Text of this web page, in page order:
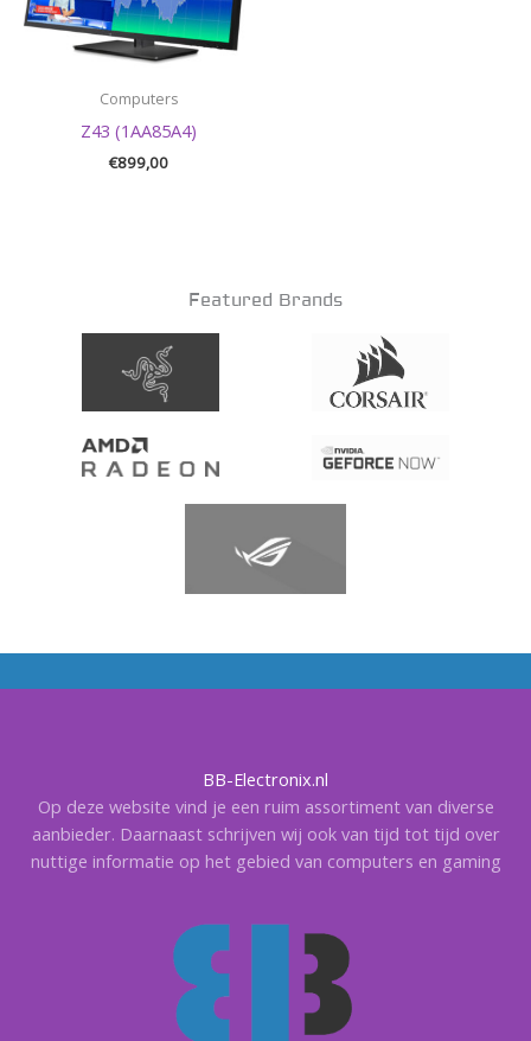
Computers
Z43 (1AA85A4)
€899,00
Featured Brands
BB-Electronix.nl
Op deze website vind je een ruim assortiment van diverse
aanbieder. Daarnaast schrijven wij ook van tijd tot tijd over
nuttige informatie op het gebied van computers en gaming